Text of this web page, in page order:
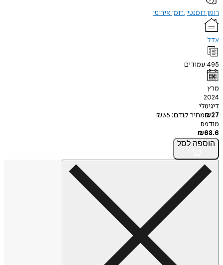
רומן רומנטי רומן אירוטי
אדל
495 עמודים
מרץ
2024
דיגיטלי
₪27 מחיר קודם: ₪35
מודפס
₪68.6
הוספה לסל